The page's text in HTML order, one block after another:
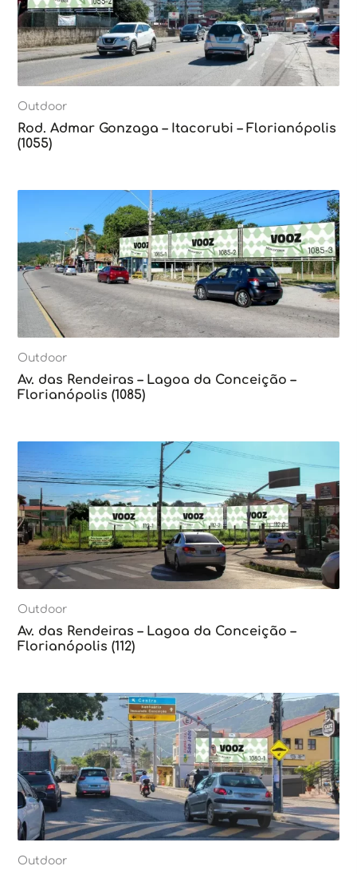
Outdoor
Rod. Admar Gonzaga – Itacorubi – Florianópolis
(1055)
Outdoor
Av. das Rendeiras – Lagoa da Conceição –
Florianópolis (1085)
Outdoor
Av. das Rendeiras – Lagoa da Conceição –
Florianópolis (112)
Outdoor